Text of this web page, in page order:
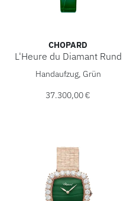
CHOPARD
L'Heure du Diamant Rund
Chopard L'Heure du
Handaufzug, Grün
37.300,00 €